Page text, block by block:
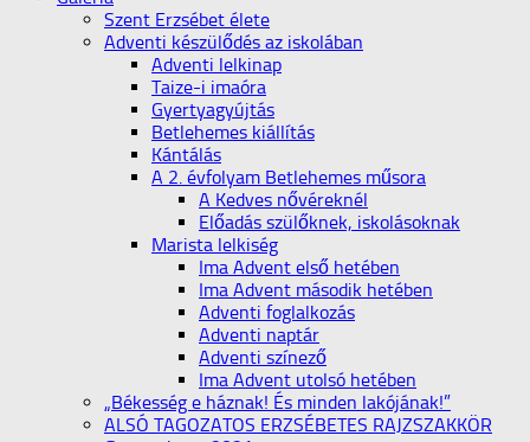
Szent Erzsébet élete
Adventi készülődés az iskolában
Adventi lelkinap
Taize-i imaóra
Gyertyagyújtás
Betlehemes kiállítás
Kántálás
A 2. évfolyam Betlehemes műsora
A Kedves nővéreknél
Előadás szülőknek, iskolásoknak
Marista lelkiség
Ima Advent első hetében
Ima Advent második hetében
Adventi foglalkozás
Adventi naptár
Adventi színező
Ima Advent utolsó hetében
„Békesség e háznak! És minden lakójának!”
ALSÓ TAGOZATOS ERZSÉBETES RAJZSZAKKÖR